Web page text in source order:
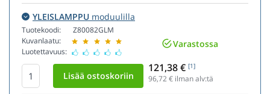
YLEISLAMPPU moduulilla
Tuotekoodi:
Kuvanlaatu:
Luotettavuus:
Z80082GLM
Varastossa
121,38 € [1]
96,72€ ilman alv:tä